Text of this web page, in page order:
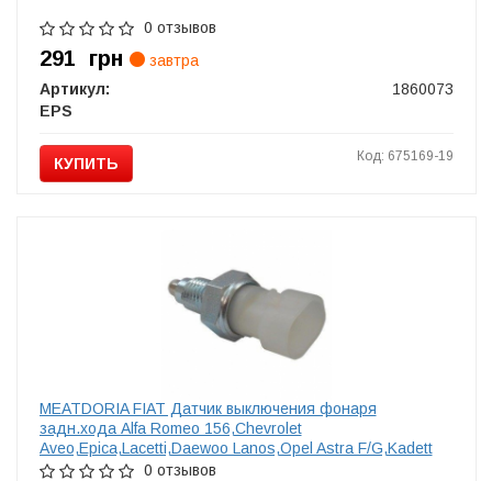
0 отзывов
291 грн
завтра
Артикул:
1860073
EPS
КУПИТЬ Код: 675169-19
MEATDORIA FIAT Датчик выключения фонаря
задн.хода Alfa Romeo 156,Chevrolet
Aveo,Epica,Lacetti,Daewoo Lanos,Opel Astra F/G,Kadett
E,Combo Tour,Corsa,Vectra A/B,Saab
0 отзывов